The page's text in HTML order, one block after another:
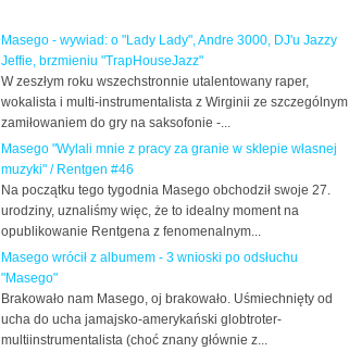
Masego - wywiad: o "Lady Lady", Andre 3000, DJ'u Jazzy
Jeffie, brzmieniu "TrapHouseJazz"
W zeszłym roku wszechstronnie utalentowany raper,
wokalista i multi-instrumentalista z Wirginii ze szczególnym
zamiłowaniem do gry na saksofonie -...
Masego "Wylali mnie z pracy za granie w sklepie własnej
muzyki" / Rentgen #46
Na początku tego tygodnia Masego obchodził swoje 27.
urodziny, uznaliśmy więc, że to idealny moment na
opublikowanie Rentgena z fenomenalnym...
Masego wrócił z albumem - 3 wnioski po odsłuchu
"Masego"
Brakowało nam Masego, oj brakowało. Uśmiechnięty od
ucha do ucha jamajsko-amerykański globtroter-
multiinstrumentalista (choć znany głównie z...